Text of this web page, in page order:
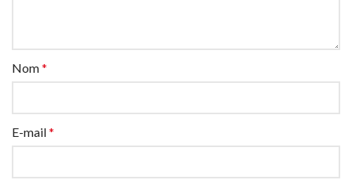
Nom*
E-mail*